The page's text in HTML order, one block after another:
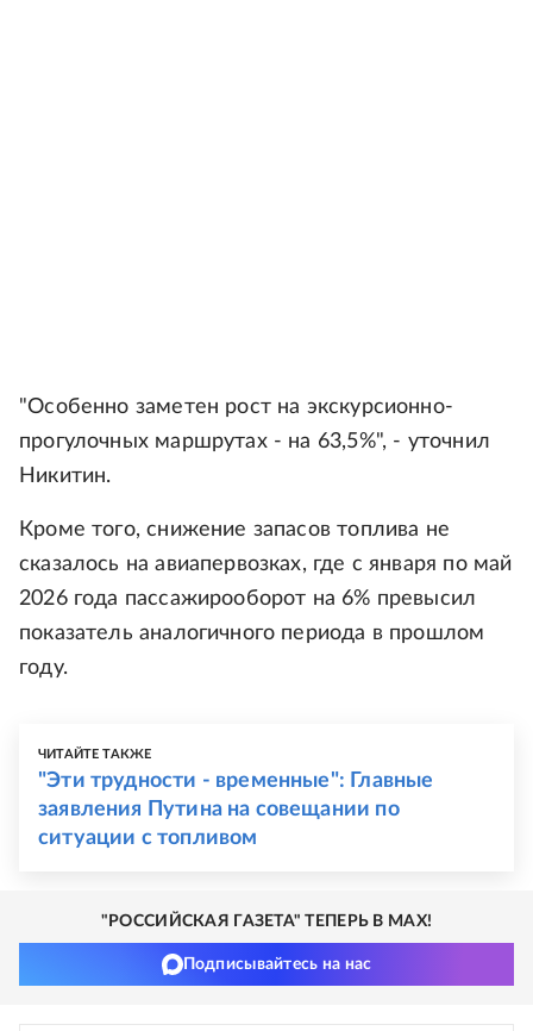
"Особенно заметен рост на экскурсионно-
прогулочных маршрутах - на 63,5%", - уточнил
Никитин.
Кроме того, снижение запасов топлива не
сказалось на авиапервозках, где с января по май
2026 года пассажирооборот на 6% превысил
показатель аналогичного периода в прошлом
году.
ЧИТАЙТЕ ТАКЖЕ
"Эти трудности - временные": Главные
заявления Путина на совещании по
ситуации с топливом
"РОССИЙСКАЯ ГАЗЕТА" ТЕПЕРЬ В MAX!
Подписывайтесь на нас